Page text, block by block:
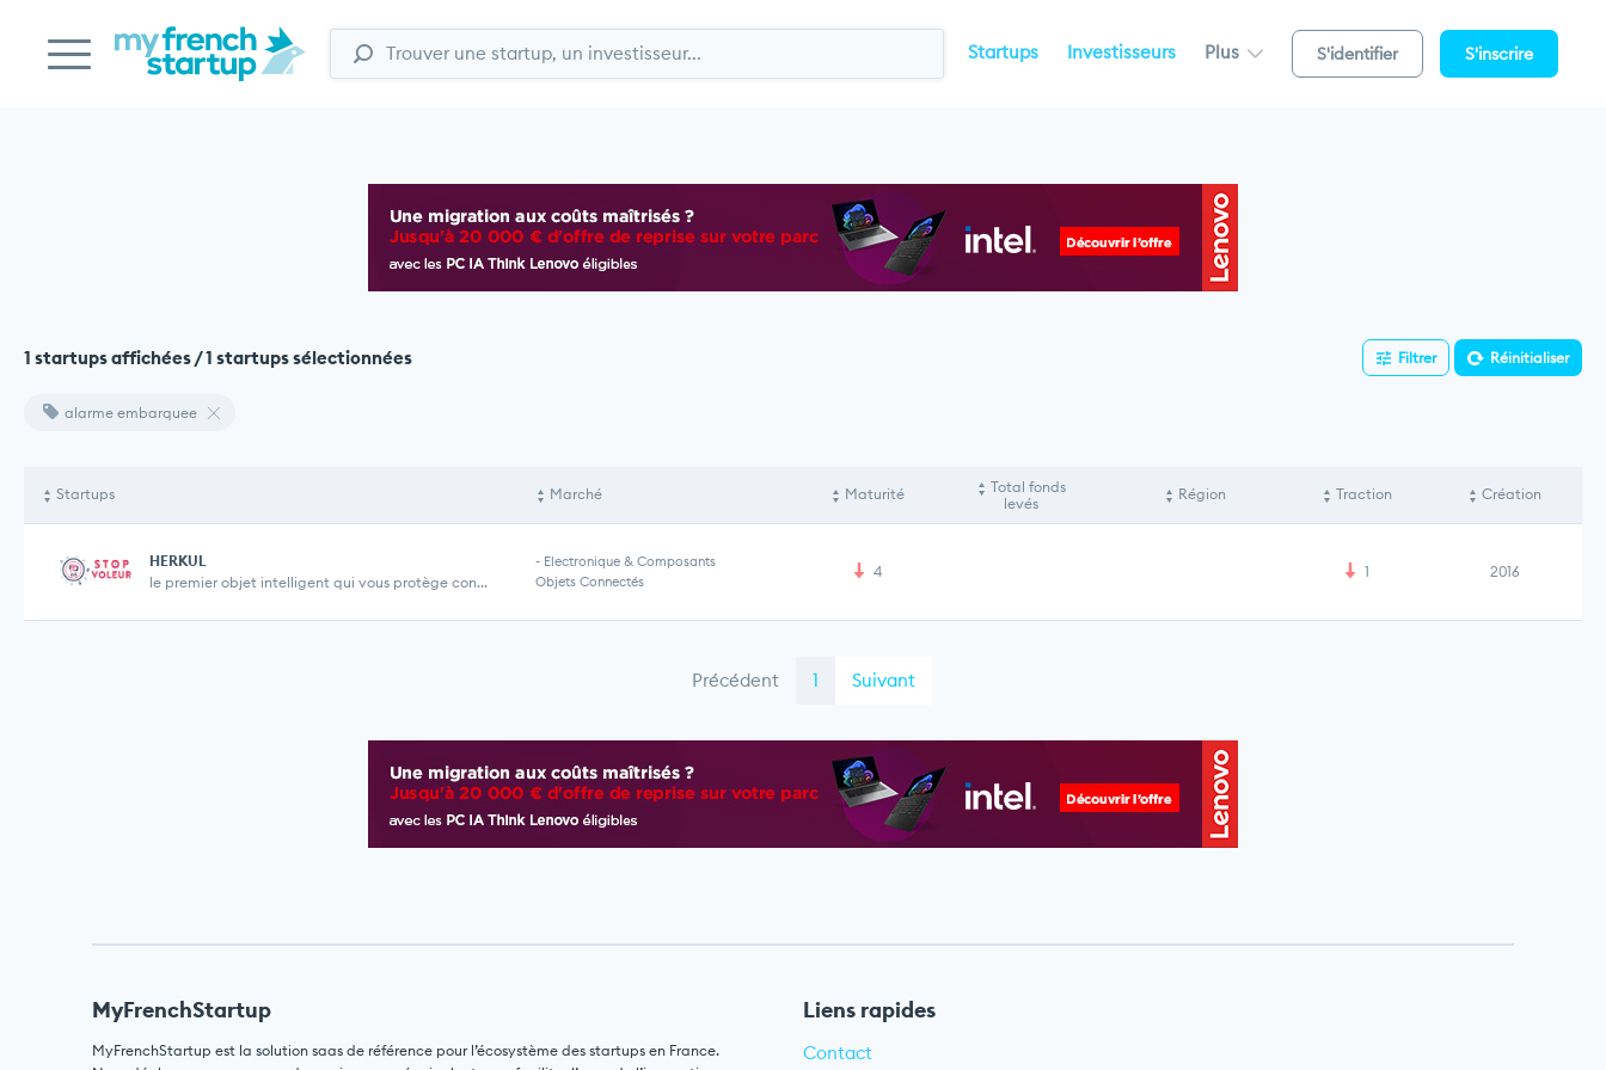
Startups Investisseurs Plus S'identifier S'inscrire
1 startups affichées / 1 startups sélectionnées Filtrer Réinitialiser
alarme embarquee
Startups Marché Maturité
Total fonds
levés
Région Traction Création
HERKUL
le premier objet intelligent qui vous protège con...
- Electronique & Composants
Objets Connectés
4 1 2016
Précédent 1 Suivant
MyFrenchStartup
MyFrenchStartup est la solution saas de référence pour l’écosystème des startups en France.
Liens rapides
Contact